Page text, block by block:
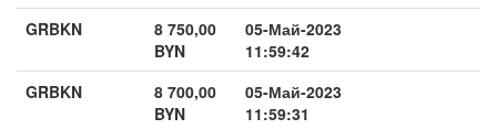
GRBKN
8 750,00
BYN
05-Май-2023
11:59:42
GRBKN
8 700,00
BYN
05-Май-2023
11:59:31